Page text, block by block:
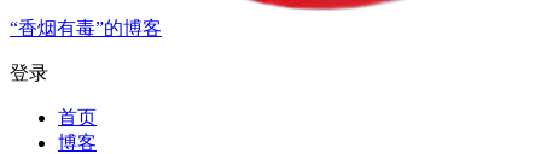
“香烟有毒”的博客
登录
首页
博客